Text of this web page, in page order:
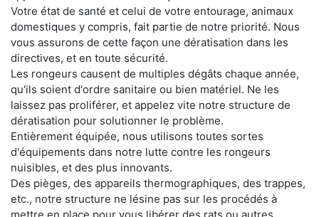
Votre état de santé et celui de votre entourage, animaux
domestiques y compris, fait partie de notre priorité. Nous
vous assurons de cette façon une dératisation dans les
directives, et en toute sécurité.
Les rongeurs causent de multiples dégâts chaque année,
qu'ils soient d'ordre sanitaire ou bien matériel. Ne les
laissez pas proliférer, et appelez vite notre structure de
dératisation pour solutionner le problème.
Entièrement équipée, nous utilisons toutes sortes
d'équipements dans notre lutte contre les rongeurs
nuisibles, et des plus innovants.
Des pièges, des appareils thermographiques, des trappes,
etc., notre structure ne lésine pas sur les procédés à